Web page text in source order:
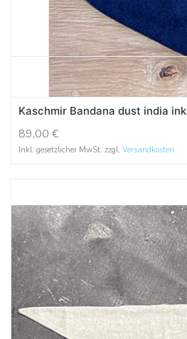
Kaschmir Bandana dust india ink
89,00 €
Inkl. gesetzlicher MwSt. zzgl. Versandkosten